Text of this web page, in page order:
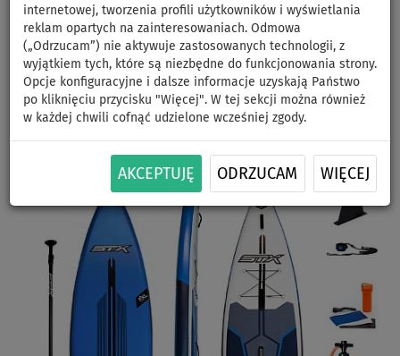
internetowej, tworzenia profili użytkowników i wyświetlania
reklam opartych na zainteresowaniach. Odmowa
(„Odrzucam”) nie aktywuje zastosowanych technologii, z
wyjątkiem tych, które są niezbędne do funkcjonowania strony.
Opcje konfiguracyjne i dalsze informacje uzyskają Państwo
po kliknięciu przycisku "Więcej". W tej sekcji można również
w każdej chwili cofnąć udzielone wcześniej zgody.
AKCEPTUJĘ ODRZUCAM WIĘCEJ
pompowany paddleboard -
wariant: zestaw podstawowy
DO
-42 %
WIOSŁO W
ZESTAWIE
DO
135 kg
DARMOWA
DOSTAWA